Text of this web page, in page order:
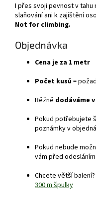
I přes svoji pevnost v tahu
slaňování ani k zajištění
Not for climbing.
Objednávka
Cena je za 1 metr
Počet kusů=
Běžně dodáváme
Pokud potřebujete
poznámky v
Pokud nebude
vám před odesláním
Chcete větší
300 m špulky